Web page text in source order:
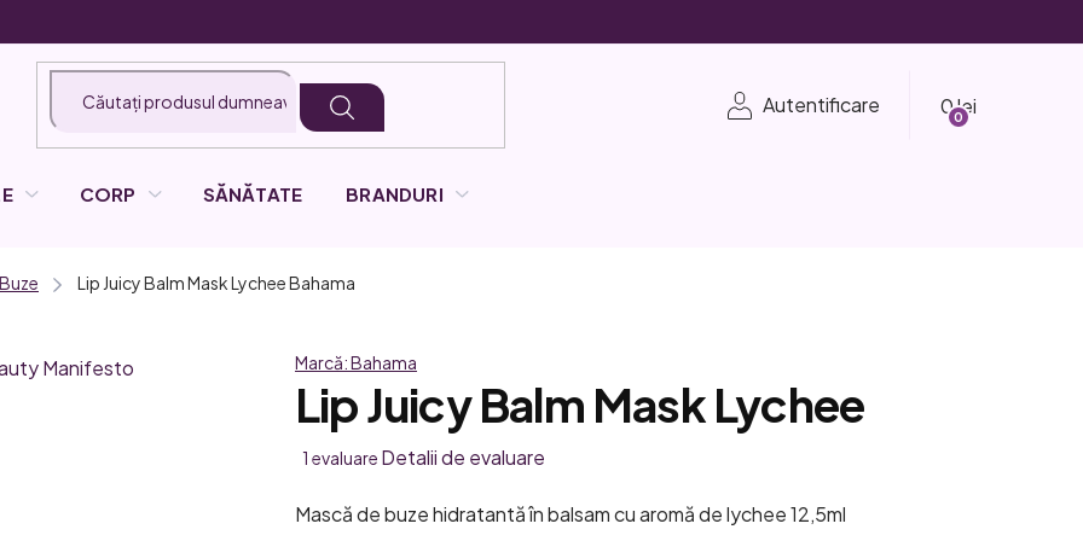
Autentificare
Coş
de
CORP SĂNĂTATE BRANDURI
Lip Juicy Balm Mask LycheeBahama
Marcă:Bahama
Lip Juicy Balm Mask Lychee
Evaluarea
a
1 evaluare Detalii de evaluare
Mască de buze hidratantă în balsam cu aromă de lychee 12,5ml